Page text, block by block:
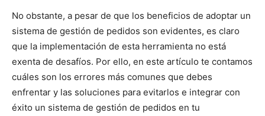
No obstante, a pesar de que los beneficios de adoptar un
sistema de gestión de pedidos son evidentes, es claro
que la implementación de esta herramienta no está
exenta de desafíos. Por ello, en este artículo te contamos
cuáles son los errores más comunes que debes
enfrentar y las soluciones para evitarlos e integrar con
éxito un sistema de gestión de pedidos en tu